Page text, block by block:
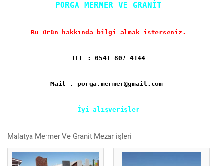
PORGA MERMER VE GRANİT
Bu ürün hakkında bilgi almak isterseniz.
TEL : 0541 807 4144
Mail : porga.mermer@gmail.com
İyi alışverişler
Malatya Mermer Ve Granit Mezar işleri